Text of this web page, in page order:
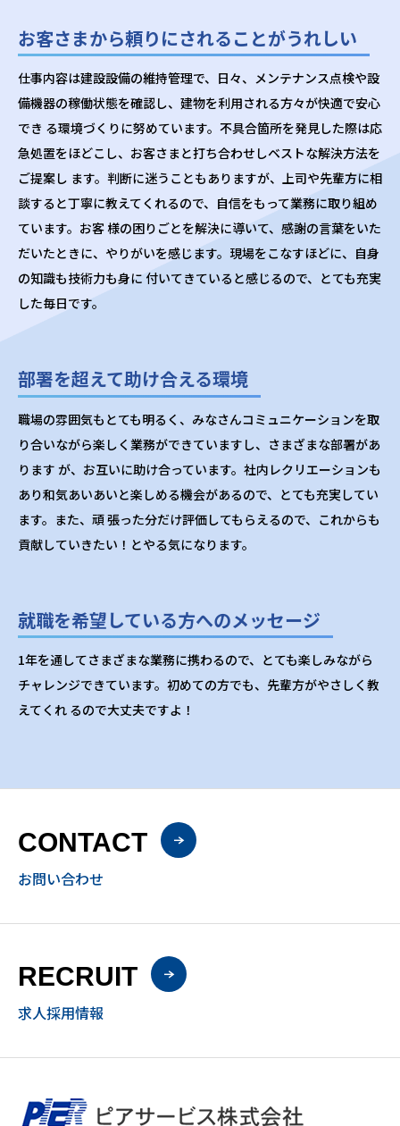
お客さまから頼りにされることがうれしい
仕事内容は建設設備の維持管理で、日々、メンテナンス点検や設
備機器の稼働状態を確認し、建物を利用される方々が快適で安心
でき る環境づくりに努めています。不具合箇所を発見した際は応
急処置をほどこし、お客さまと打ち合わせしベストな解決方法を
ご提案し ます。判断に迷うこともありますが、上司や先輩方に相
談すると丁寧に教えてくれるので、自信をもって業務に取り組め
ています。お客 様の困りごとを解決に導いて、感謝の言葉をいた
だいたときに、やりがいを感じます。現場をこなすほどに、自身
の知識も技術力も身に 付いてきていると感じるので、とても充実
した毎日です。
部署を超えて助け合える環境
職場の雰囲気もとても明るく、みなさんコミュニケーションを取
り合いながら楽しく業務ができていますし、さまざまな部署があ
ります が、お互いに助け合っています。社内レクリエーションも
あり和気あいあいと楽しめる機会があるので、とても充実してい
ます。また、頑 張った分だけ評価してもらえるので、これからも
貢献していきたい！とやる気になります。
就職を希望している方へのメッセージ
1年を通してさまざまな業務に携わるので、とても楽しみながら
チャレンジできています。初めての方でも、先輩方がやさしく教
えてくれ るので大丈夫ですよ！
CONTACT
お問い合わせ
RECRUIT
求人採用情報